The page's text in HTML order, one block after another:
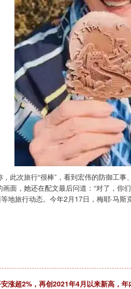
此次旅行“很棒”，看到宏伟的防御工
面，她还在配文最后问道：“对了，你
地旅行动态。今年2月17日，梅耶·马
涨超2%，再创2021年4月以来新高，